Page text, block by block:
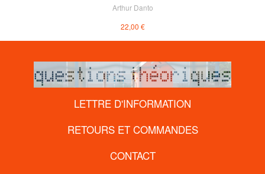
Arthur Danto
22,00 €
LETTRE D'INFORMATION
RETOURS ET COMMANDES
CONTACT